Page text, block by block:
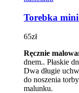
Torebka
65zł
Ręcznie
dnem.. Płaskie
Dwa długie
do noszenia
malunku.